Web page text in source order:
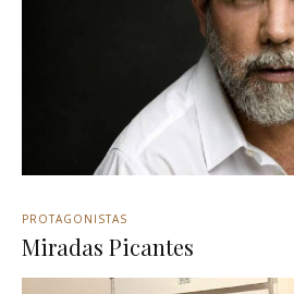
PROTAGONISTAS
Miradas Picantes